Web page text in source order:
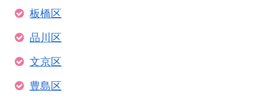
板橋区
品川区
文京区
豊島区